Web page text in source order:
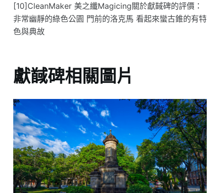
[10]CleanMaker 美之纖Magicing關於獻馘碑的評價：
非常幽靜的綠色公園 門前的洛克馬 看起來蠻古錐的有特
色與典故
獻馘碑相關圖片